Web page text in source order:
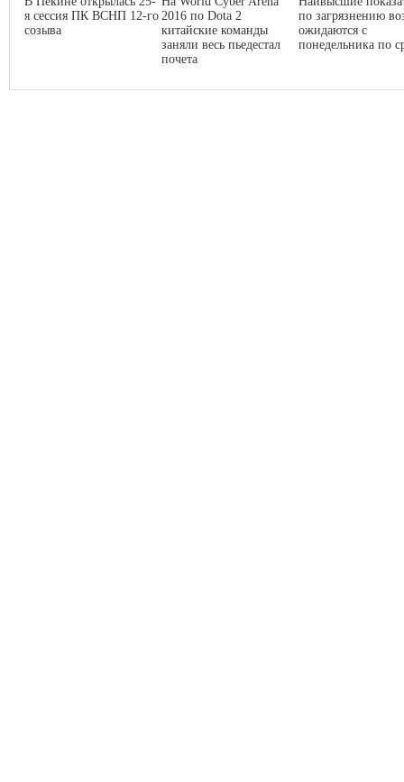
я сессия ПК ВСНП 12-го
созыва
2016 по Dota 2
китайские команды
заняли весь пьедестал
почета
по загрязнению
ожидаются с
понедельника по